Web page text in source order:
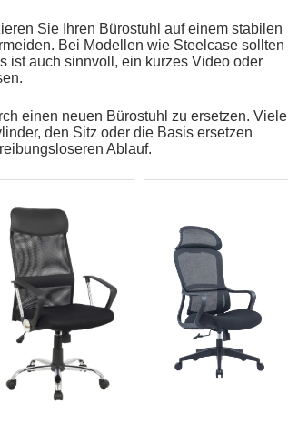
Sie Ihren Bürostuhl auf einem stabilen
Bei Modellen wie Steelcase sollten
ist auch sinnvoll, ein kurzes Video oder
einen neuen Bürostuhl zu ersetzen. Viele
den Sitz oder die Basis ersetzen
Ablauf.